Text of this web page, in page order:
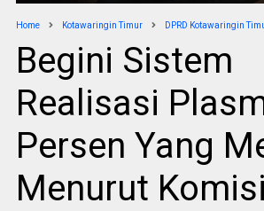
Home Kotawaringin Timur DPRD Kotawaringin
Begini Sistem
Realisasi
Persen Yang
Menurut